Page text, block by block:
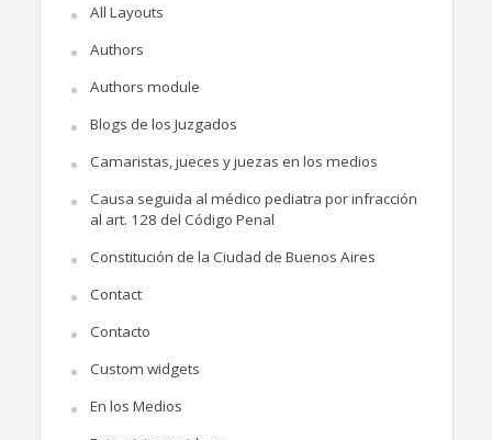
All Layouts
Authors
Authors module
Blogs de los Juzgados
Camaristas, jueces y juezas en los medios
Causa seguida al médico pediatra por infracción
al art. 128 del Código Penal
Constitución de la Ciudad de Buenos Aires
Contact
Contacto
Custom widgets
En los Medios